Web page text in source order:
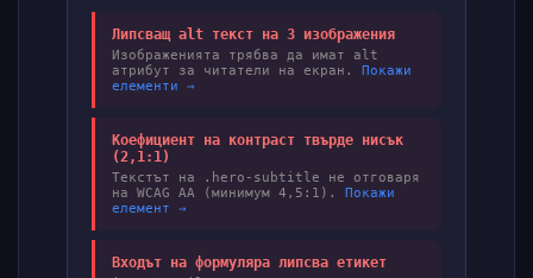
Липсващ alt текст на 3 изображения
Изображенията трябва да имат alt
атрибут за читатели на екран. Покажи
елементи →
Коефициент на контраст твърде нисък
(2,1:1)
Текстът на .hero-subtitle не отговаря
на WCAG AA (минимум 4,5:1). Покажи
елемент →
Входът на формуляра липсва етикет